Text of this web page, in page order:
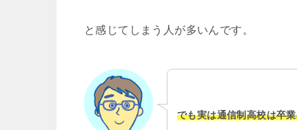
と感じてしまう人が多いんです。
でも実は通信制高校は卒